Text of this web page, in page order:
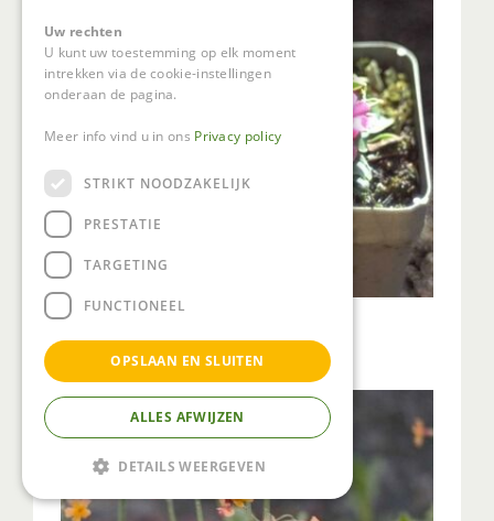
Primula latifolia
Uw rechten
U kunt uw toestemming op elk moment
intrekken via de cookie-instellingen
onderaan de pagina.
Meer info vind u in ons Privacy policy
STRIKT NOODZAKELIJK
PRESTATIE
TARGETING
FUNCTIONEEL
OPSLAAN EN SLUITEN
ALLES AFWIJZEN
DETAILS WEERGEVEN